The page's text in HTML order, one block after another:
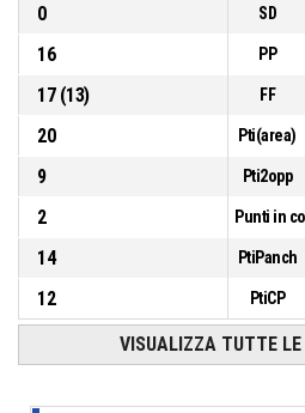
0
SD
16
PP
17(13) FF
20
Pti(area)
9
Pti2opp
2
Punti in
14
PtiPanch
12
PtiCP
VISUALIZZA TUTTE